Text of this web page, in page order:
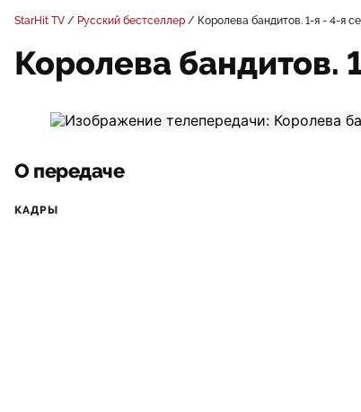
StarHit TV Русский бестселлер Королева бандитов. 1-я - 4-я
Королева бандитов.
О передаче
КАДРЫ